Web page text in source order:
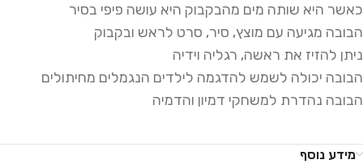
כאשר היא שותה מים מהבקבוק היא עושה פיפי בסיר
הבובה מגיעה עם מוצץ, סיר, סרט לראש ובקבוק
ניתן להזיז את ראשה, רגליה וידיה
הבובה יכולה לשמש להדגמה לילדים הנגמלים מחיתולים
הבובה נהדרת למשחקי דמיון והדמיה
מידע נוסף